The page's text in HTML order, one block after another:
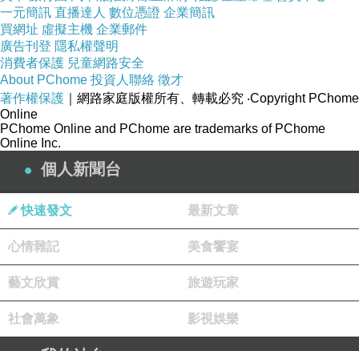
我們心想，要不然你是請得起名人吃什麼高檔的嗎？你貼
著名人攀親帶故那麼久，怎你還是個無名。
尤其他說話很不尊重人，（為什麼那種人，還很愛講大道
理？），對年長未婚女同事更是一副沒大沒小的背後叫人
敗犬、大齡女，真是...，沒禮貌且不尊重人，也得不到別
人的的尊重和關心。
我們真的受不了他，問了當初面試他的人事主管，結果她
說他根本判若兩人，我們也有想那種人應該是沒有人說
話，才會把職場工作的地方當演講場，但真的太超過，其
他同事們都在忙，你不幫忙，你還在忙著開講，上班不做
事只動嘴，...，來職場上班是工作，真的做事、閉嘴，要
不去找你適任的工作。
派遣過來應徵時，超有禮貌，怎進了公司一副吃定勞基
法，說前公司說他不適任根本是歧視性別取向，真是...，
一元簡訊 直播達人 數位憑證 企業簡訊
買網址 虛擬主機 企業郵件
廣告刊登 隱私權聲明
消費者保護 兒童網路安全
About PChome 投資人聯絡 徵才
著作權保護 ｜網路家庭版權所有、轉載必究 ‧Copyright PChome
Online
PChome Online and PChome are trademarks of PChome
Online Inc.
個人新聞台
快速發文 最新文章
心情雜記 美食饗宴
藝文欣賞 旅遊玩家
社會萬象 影視娛樂